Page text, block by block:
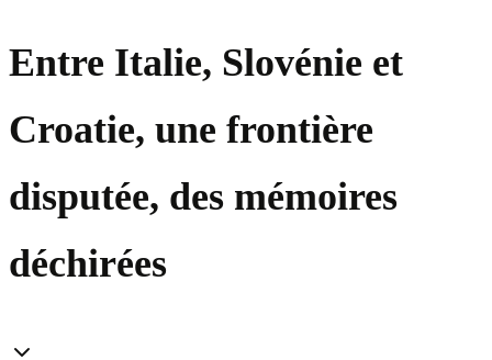
Entre Italie, Slovénie et
Croatie, une frontière
disputée, des mémoires
déchirées